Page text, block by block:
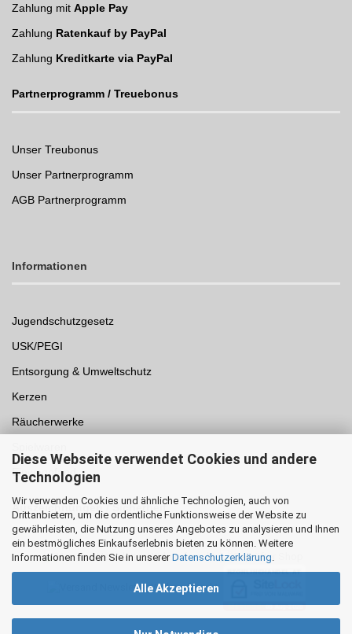
Diese Webseite verwendet Cookies und andere
Technologien
Wir verwenden Cookies und ähnliche Technologien, auch von
Drittanbietern, um die ordentliche Funktionsweise der Website zu
gewährleisten, die Nutzung unseres Angebotes zu analysieren und Ihnen
ein bestmögliches Einkaufserlebnis bieten zu können. Weitere
Informationen finden Sie in unsererDatenschutzerklärung
Alle Akzeptieren
Zahlung mit Apple Pay
Zahlung Ratenkauf by PayPal
Zahlung Kreditkarte via PayPal
Partnerprogramm / Treuebonus
Unser Treubonus
Unser Partnerprogramm
AGB Partnerprogramm
Informationen
Jugendschutzgesetz
USK/PEGI
Entsorgung & Umweltschutz
Kerzen
Räucherwerke
Einwegpfand
Auszeichnungen /Sicherheit